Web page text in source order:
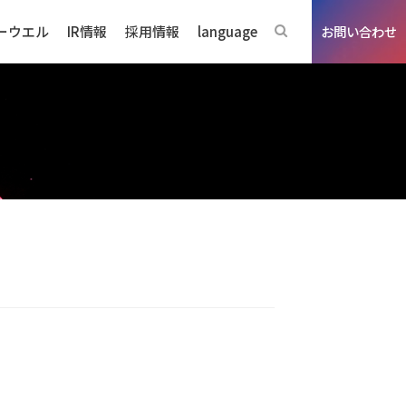
ウエル IR情報 採用情報 language お問い合わせ